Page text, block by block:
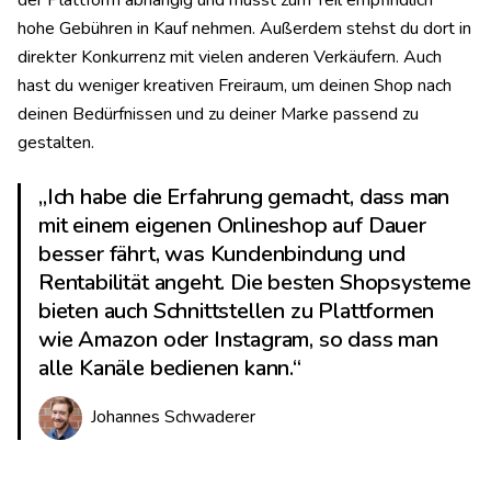
hohe Gebühren in Kauf nehmen. Außerdem stehst du dort in
direkter Konkurrenz mit vielen anderen Verkäufern. Auch
hast du weniger kreativen Freiraum, um deinen Shop nach
deinen Bedürfnissen und zu deiner Marke passend zu
gestalten.
„Ich habe die Erfahrung gemacht, dass man
mit einem eigenen Onlineshop auf Dauer
besser fährt, was Kundenbindung und
Rentabilität angeht. Die besten Shopsysteme
bieten auch Schnittstellen zu Plattformen
wie Amazon oder Instagram, so dass man
alle Kanäle bedienen kann.“
Johannes Schwaderer